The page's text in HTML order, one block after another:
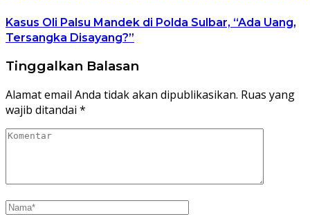
Kasus Oli Palsu Mandek di Polda Sulbar, “Ada Uang,
Tersangka Disayang?”
Tinggalkan Balasan
Alamat email Anda tidak akan dipublikasikan. Ruas yang
wajib ditandai *